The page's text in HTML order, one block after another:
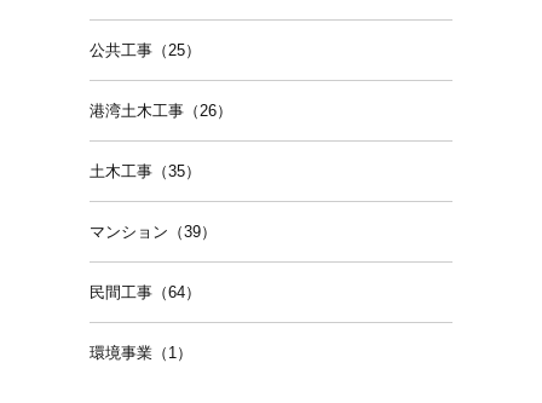
公共工事（25）
港湾土木工事（26）
土木工事（35）
マンション（39）
民間工事（64）
環境事業（1）